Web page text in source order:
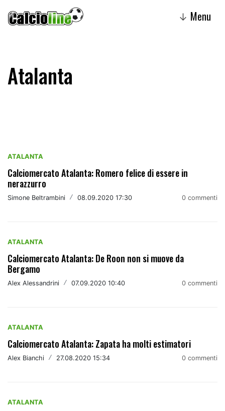
↓ Menu
Atalanta
ATALANTA
Calciomercato Atalanta: Romero felice di essere in
nerazzurro
Simone Beltrambini / 08.09.2020 17:30 0 commenti
ATALANTA
Calciomercato Atalanta: De Roon non si muove da
Bergamo
Alex Alessandrini / 07.09.2020 10:40 0 commenti
ATALANTA
Calciomercato Atalanta: Zapata ha molti estimatori
Alex Bianchi / 27.08.2020 15:34 0 commenti
ATALANTA